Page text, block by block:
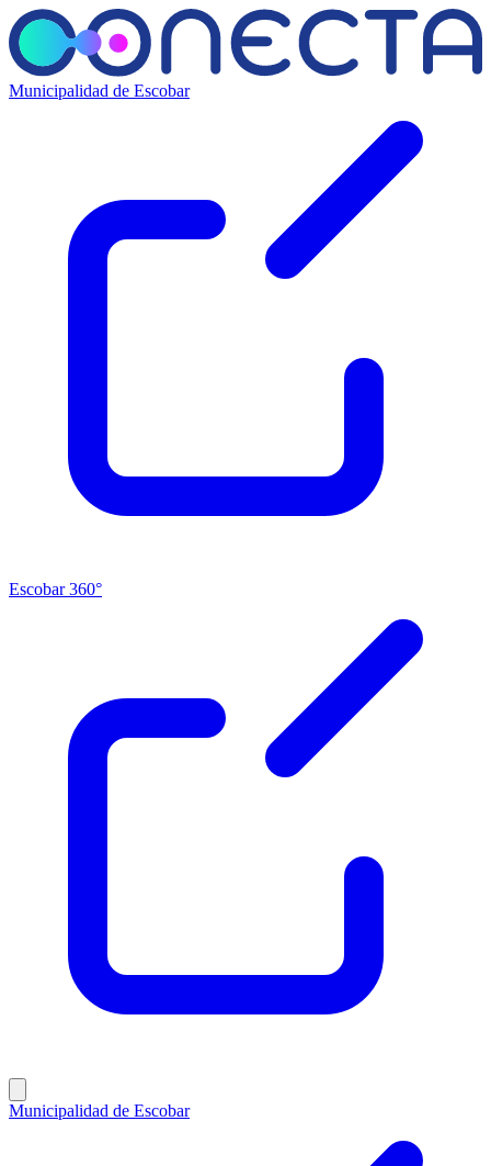
Municipalidad de Escobar
Escobar 360°
Municipalidad de Escobar